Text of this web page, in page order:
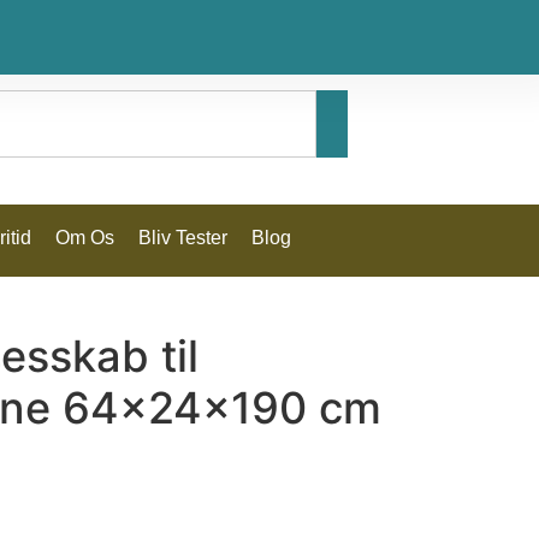
Om Os Bliv Tester Blog
til
64x24x190 cm